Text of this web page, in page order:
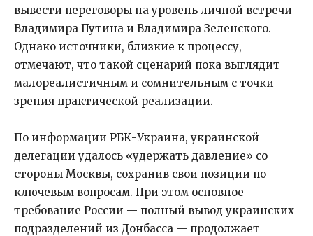
вывести переговоры на уровень личной встречи
Владимира Путина и Владимира Зеленского.
Однако источники, близкие к процессу,
отмечают, что такой сценарий пока выглядит
малореалистичным и сомнительным с точки
зрения практической реализации.
По информации РБК-Украина, украинской
делегации удалось «удержать давление» со
стороны Москвы, сохранив свои позиции по
ключевым вопросам. При этом основное
требование России — полный вывод украинских
подразделений из Донбасса — продолжает